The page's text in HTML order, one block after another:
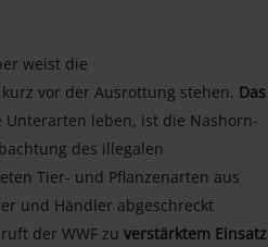
weist die
vor der Ausrottung stehen. Das
Unterarten leben, ist die Nashorn-
des illegalen
Tier- und Pflanzenarten aus
und Händler abgeschreckt
der WWF zu verstärktem Einsatz